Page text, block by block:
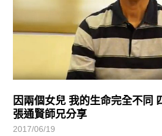
因兩個女兒 我的生命完全不同
張通賢師兄分享
2017/06/19